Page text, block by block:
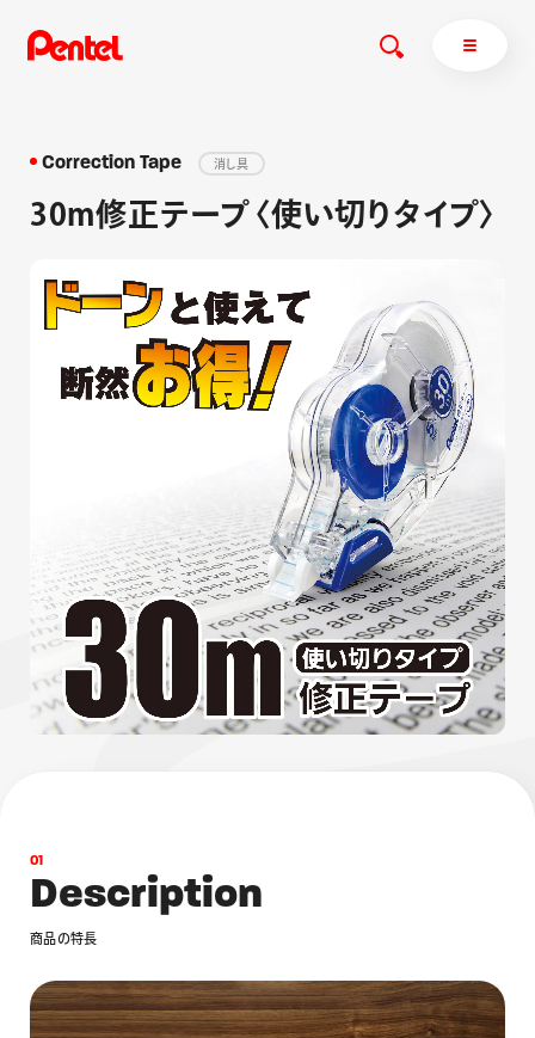
エナージェル サインペン オレンズ
商品を探す
ボールペン
ペン
マーカー
ブラッシュ（筆）
画材
その他
ぺんてるについて
ぺんてるについてトップ
Correction Tape 消し具
30m修正テープ〈使い切りタイプ〉
01
Description
商品の特長